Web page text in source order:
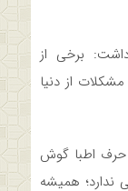
برخی از
از دنیا
حرف اطبا گوش
ندارد؛ همیشه